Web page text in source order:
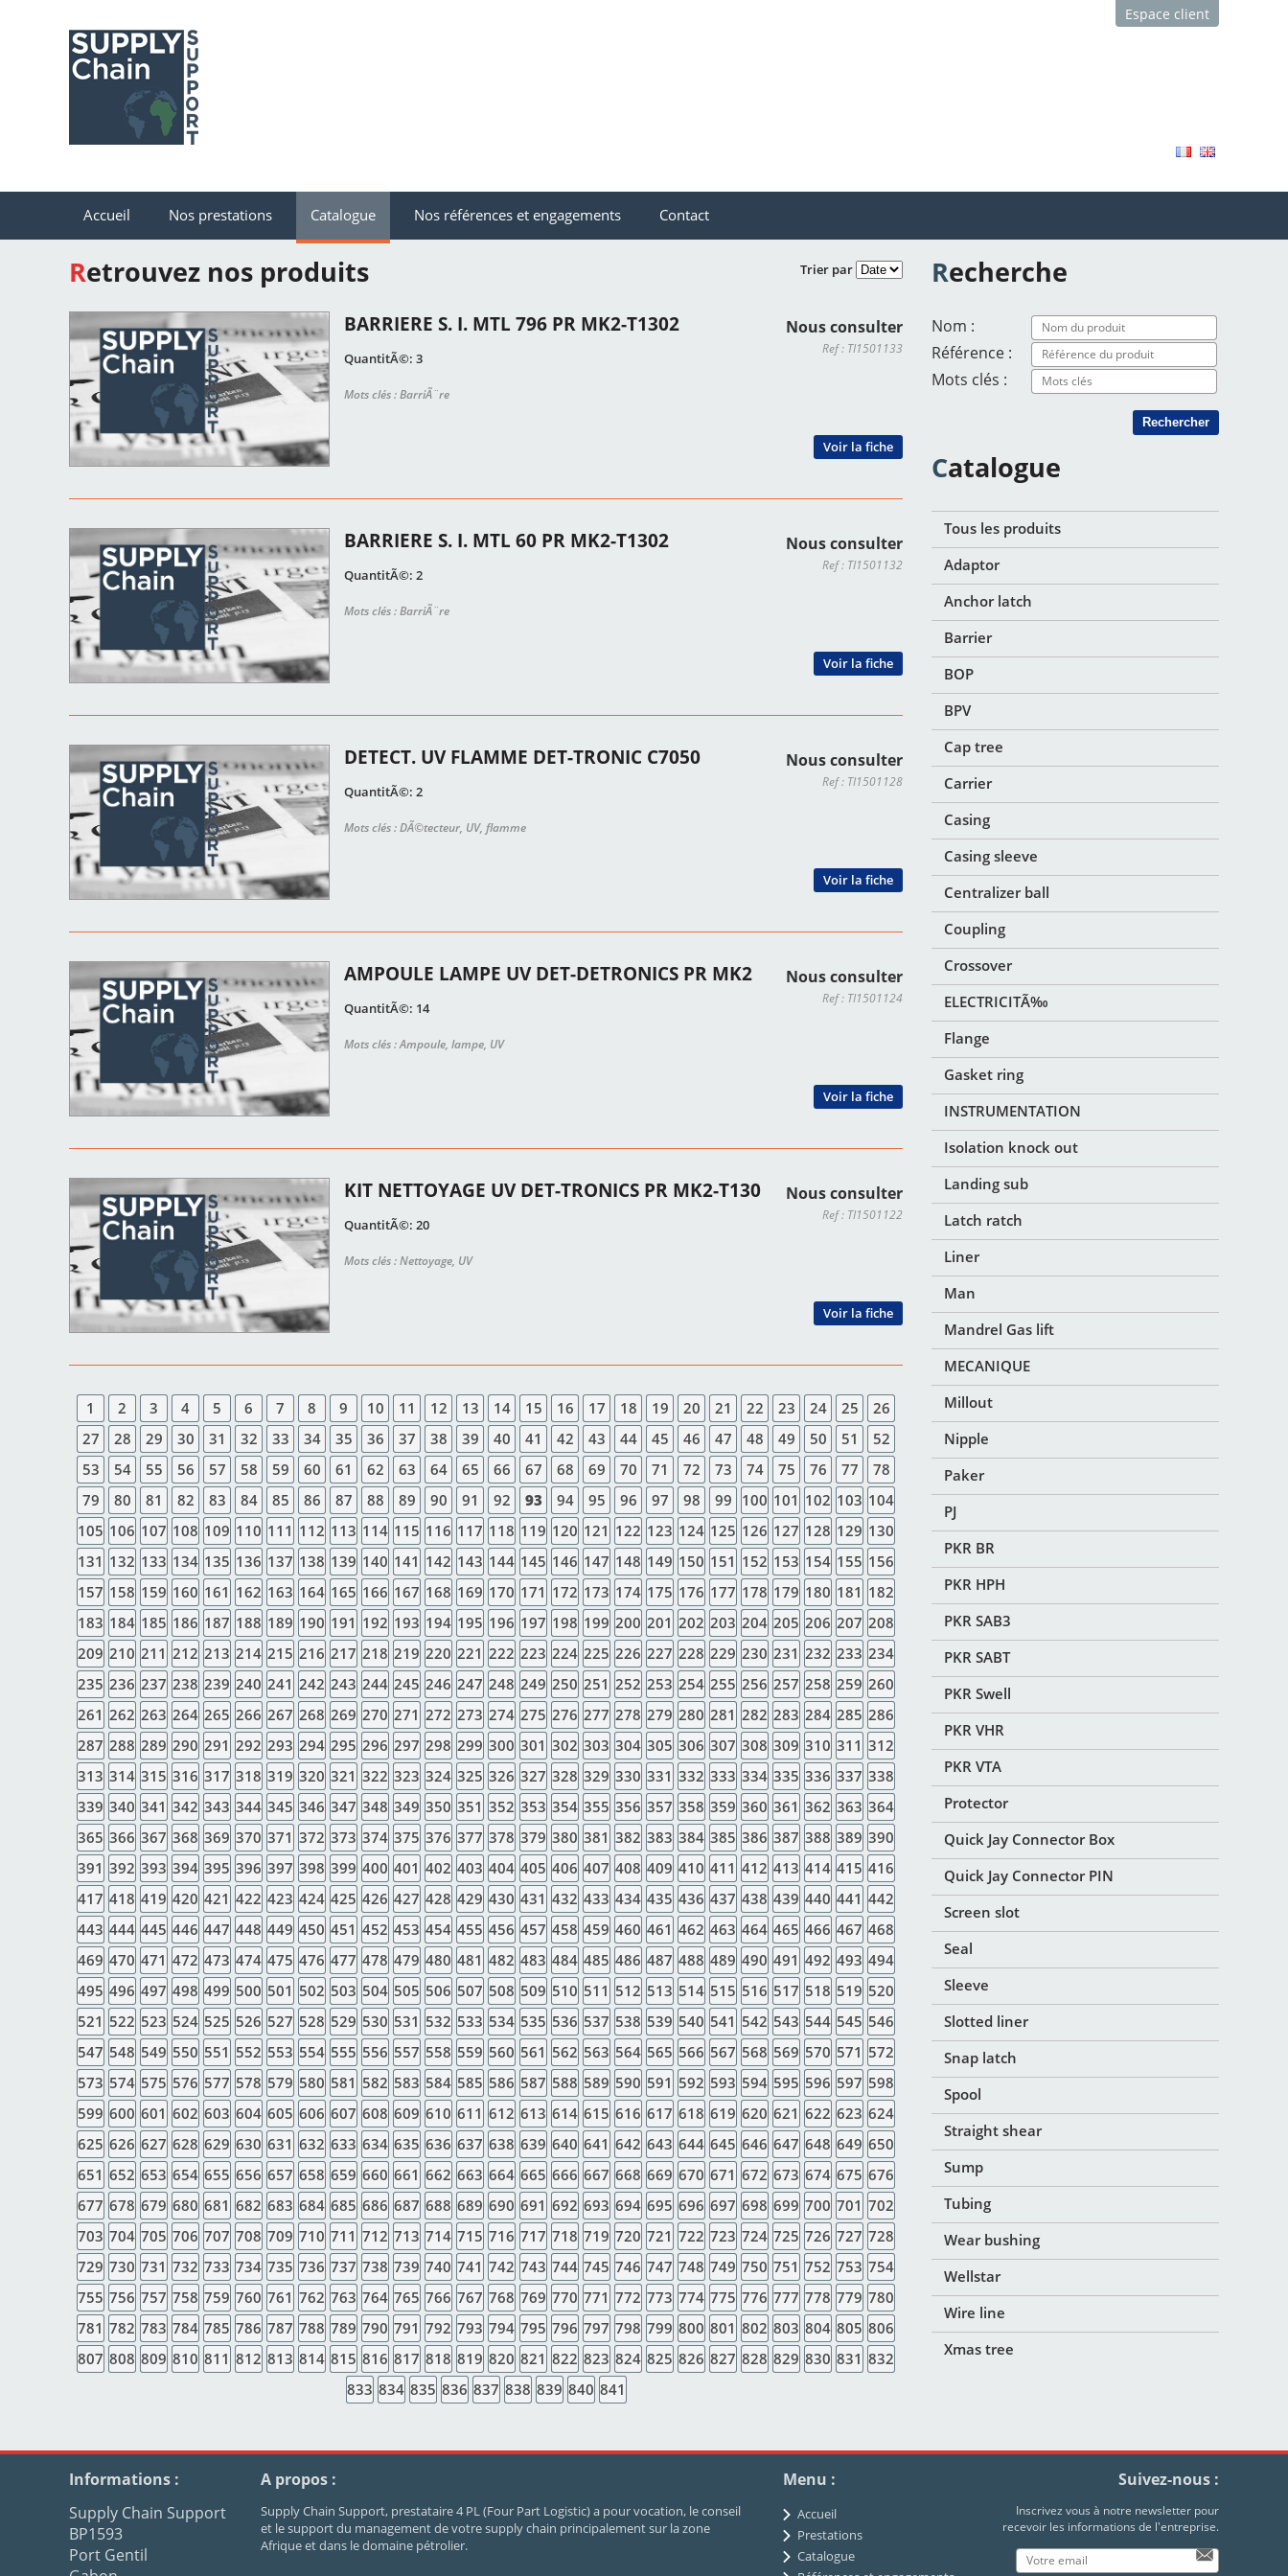
Espace client
Accueil Nos prestations Catalogue Nos références et engagements Contact
Retrouvez nos produits Trier par
BARRIERE S. I. MTL 796 PR MK2-T1302
QuantitÃ©: 3
Mots clés : BarriÃ¨re
Nous consulter
Ref : TI1501133
Voir la fiche
BARRIERE S. I. MTL 60 PR MK2-T1302
QuantitÃ©: 2
Mots clés : BarriÃ¨re
Nous consulter
Ref : TI1501132
Voir la fiche
DETECT. UV FLAMME DET-TRONIC C7050
QuantitÃ©: 2
Mots clés : DÃ©tecteur, UV, flamme
Nous consulter
Ref : TI1501128
Voir la fiche
AMPOULE LAMPE UV DET-DETRONICS PR MK2
QuantitÃ©: 14
Mots clés : Ampoule, lampe, UV
Nous consulter
Ref : TI1501124
Voir la fiche
KIT NETTOYAGE UV DET-TRONICS PR MK2-T130
QuantitÃ©: 20
Mots clés : Nettoyage, UV
Nous consulter
Ref : TI1501122
Voir la fiche
1 2 3 4 5 6 7 8 9 10 11 12 13 14 15 16 17 18 19 20 21 22 23 24 25
26
27
28 29 30 31 32 33 34 35 36 37 38 39 40 41 42 43 44 45 46 47 48 49 50 51
52
53
54 55 56 57 58 59 60 61 62 63 64 65 66 67 68 69 70 71 72 73 74 75 76 77
78
79
80 81 82 83 84 85 86 87 88 89 90 91 92 93 94 95 96 97 98 99 100 101 102 103 104
105 106 107 108 109 110 111 112 113 114 115 116 117 118 119 120 121 122 123 124 125 126 127 128 129 130
131 132 133 134 135 136 137 138 139 140 141 142 143 144 145 146 147 148 149 150 151 152 153 154 155 156
157 158 159 160 161 162 163 164 165 166 167 168 169 170 171 172 173 174 175 176 177 178 179 180 181 182
183 184 185 186 187 188 189 190 191 192 193 194 195 196 197 198 199 200 201 202 203 204 205 206 207 208
209 210 211 212 213 214 215 216 217 218 219 220 221 222 223 224 225 226 227 228 229 230 231 232 233 234
235 236 237 238 239 240 241 242 243 244 245 246 247 248 249 250 251 252 253 254 255 256 257 258 259 260
261 262 263 264 265 266 267 268 269 270 271 272 273 274 275 276 277 278 279 280 281 282 283 284 285 286
287 288 289 290 291 292 293 294 295 296 297 298 299 300 301 302 303 304 305 306 307 308 309 310 311 312
313 314 315 316 317 318 319 320 321 322 323 324 325 326 327 328 329 330 331 332 333 334 335 336 337 338
339 340 341 342 343 344 345 346 347 348 349 350 351 352 353 354 355 356 357 358 359 360 361 362 363 364
365 366 367 368 369 370 371 372 373 374 375 376 377 378 379 380 381 382 383 384 385 386 387 388 389 390
391 392 393 394 395 396 397 398 399 400 401 402 403 404 405 406 407 408 409 410 411 412 413 414 415 416
417 418 419 420 421 422 423 424 425 426 427 428 429 430 431 432 433 434 435 436 437 438 439 440 441 442
443 444 445 446 447 448 449 450 451 452 453 454 455 456 457 458 459 460 461 462 463 464 465 466 467 468
469 470 471 472 473 474 475 476 477 478 479 480 481 482 483 484 485 486 487 488 489 490 491 492 493 494
495 496 497 498 499 500 501 502 503 504 505 506 507 508 509 510 511 512 513 514 515 516 517 518 519 520
521 522 523 524 525 526 527 528 529 530 531 532 533 534 535 536 537 538 539 540 541 542 543 544 545 546
547 548 549 550 551 552 553 554 555 556 557 558 559 560 561 562 563 564 565 566 567 568 569 570 571 572
573 574 575 576 577 578 579 580 581 582 583 584 585 586 587 588 589 590 591 592 593 594 595 596 597 598
599 600 601 602 603 604 605 606 607 608 609 610 611 612 613 614 615 616 617 618 619 620 621 622 623 624
625 626 627 628 629 630 631 632 633 634 635 636 637 638 639 640 641 642 643 644 645 646 647 648 649 650
651 652 653 654 655 656 657 658 659 660 661 662 663 664 665 666 667 668 669 670 671 672 673 674 675 676
677 678 679 680 681 682 683 684 685 686 687 688 689 690 691 692 693 694 695 696 697 698 699 700 701 702
703 704 705 706 707 708 709 710 711 712 713 714 715 716 717 718 719 720 721 722 723 724 725 726 727 728
729 730 731 732 733 734 735 736 737 738 739 740 741 742 743 744 745 746 747 748 749 750 751 752 753 754
755 756 757 758 759 760 761 762 763 764 765 766 767 768 769 770 771 772 773 774 775 776 777 778 779 780
781 782 783 784 785 786 787 788 789 790 791 792 793 794 795 796 797 798 799 800 801 802 803 804 805 806
807 808 809 810 811 812 813 814 815 816 817 818 819 820 821 822 823 824 825 826 827 828 829 830 831 832
833 834 835 836 837 838 839 840 841
Recherche
Nom :
Référence :
Mots clés :
Catalogue
Tous les produits
Adaptor
Anchor latch
Barrier
BOP
BPV
Cap tree
Carrier
Casing
Casing sleeve
Centralizer ball
Coupling
Crossover
ELECTRICITÃ‰
Flange
Gasket ring
INSTRUMENTATION
Isolation knock out
Landing sub
Latch ratch
Liner
Man
Mandrel Gas lift
MECANIQUE
Millout
Nipple
Paker
PJ
PKR BR
PKR HPH
PKR SAB3
PKR SABT
PKR Swell
PKR VHR
PKR VTA
Protector
Quick Jay Connector Box
Quick Jay Connector PIN
Screen slot
Seal
Sleeve
Slotted liner
Snap latch
Spool
Straight shear
Sump
Tubing
Wear bushing
Wellstar
Wire line
Xmas tree
Informations :
Supply Chain Support
BP1593
Port Gentil
A propos :
Supply Chain Support, prestataire 4 PL (Four Part Logistic) a pour vocation, le conseil
et le support du management de votre supply chain principalement sur la zone
Afrique et dans le domaine pétrolier.
Menu :
Accueil
Prestations
Catalogue
Suivez-nous :
Inscrivez vous à notre newsletter pour
recevoir les informations de l'entreprise.